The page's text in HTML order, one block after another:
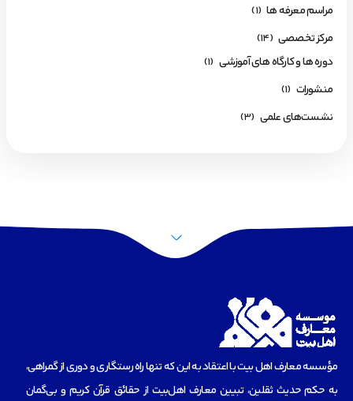
مراسم معرفه ها (1)
مرکز تخصصی (14)
دوره ها و کارگاه های آموزشی (1)
منشورات (1)
نشست‌های علمی (3)
مؤسسه‌ معارف اهل بیت با اعتقاد به این که تنها راه رستگاری و دوری از گمراهی،
به حکم حدیث ثقلین، تبیین معارف اهل‌بیت از حقائق قرآن کریم و بی‌گمان